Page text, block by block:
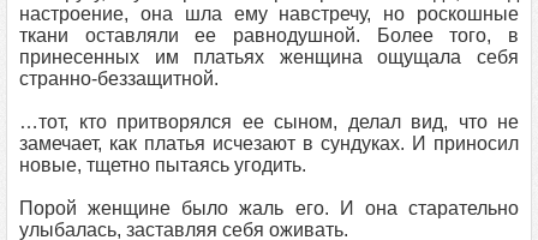
настроение, она шла ему навстречу, но роскошные
ткани оставляли ее равнодушной. Более того, в
принесенных им платьях женщина ощущала себя
странно-беззащитной.
…тот, кто притворялся ее сыном, делал вид, что не
замечает, как платья исчезают в сундуках. И приносил
новые, тщетно пытаясь угодить.
Порой женщине было жаль его. И она старательно
улыбалась, заставляя себя оживать.